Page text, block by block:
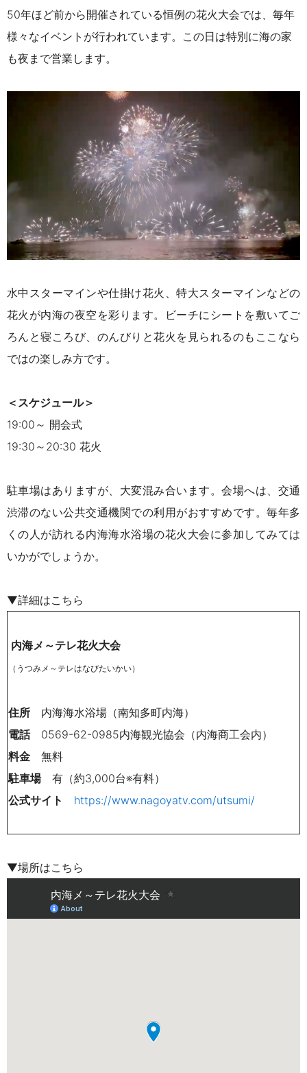
50年ほど前から開催されている恒例の花火大会では、毎年
様々なイベントが行われています。この日は特別に海の家
も夜まで営業します。
水中スターマインや仕掛け花火、特大スターマインなどの
花火が内海の夜空を彩ります。
ビーチにシートを敷いてご
ろんと寝ころび、のんびりと花火を見られるのもここなら
ではの楽しみ方です。
＜スケジュール＞
19:00～ 開会式
19:30～20:30 花火
駐車場はありますが、大変混み合います。会場へは、交通
渋滞のない公共交通機関での利用がおすすめです。毎年多
くの人が訪れる内海海水浴場の花火大会に参加してみては
いかがでしょうか。
▼詳細はこちら
内海メ～テレ花火大会
（うつみメ～テレはなびたいかい）
住所 内海海水浴場（南知多町内海）
電話0569-62-0985内海観光協会（内海商工会内）
料金 無料
駐車場有（約3,000台※有料）
公式サイト
https://www.nagoyatv.com/utsumi/
▼場所はこちら